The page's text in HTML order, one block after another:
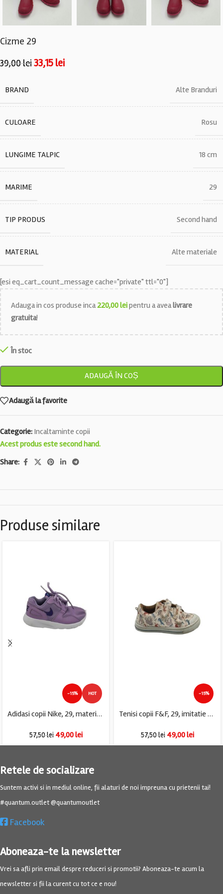
Cizme 29
39,00lei33,15 lei
BRAND Alte Branduri
CULOARE Rosu
LUNGIME TALPIC 18 cm
MARIME 29
TIP PRODUS Second hand
MATERIAL Alte materiale
[esi eq_cart_count_message cache="private" ttl="0"]
Adauga in cos produse inca220,00leipentru a avealivrare
gratuita!
În stoc
ADAUGĂ ÎN COȘ
Adaugă la favorite
Categorie: Incaltaminte copii
Acest produs este second hand.
Share:
Produse similare
-15% HOT
Adidasi copii Nike, 29, material textil, piele, mov
57,50lei 49,00lei
-15%
Tenisi copii F&F, 29, imitatie de piele, alb
57,50lei 49,00lei
Retele de socializare
Suntem activi si in mediul online, fii alaturi de noi impreuna cu prietenii tai!
#quantum.outlet @quantumoutlet
Facebook
Aboneaza-te la newsletter
Vrei sa afli prin email despre reduceri si promotii? Aboneaza-te acum la
newsletter si fii la curent cu tot ce e nou!